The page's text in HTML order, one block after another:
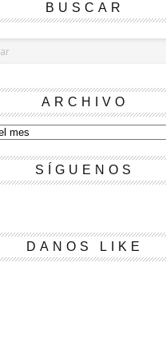
BUSCAR
ARCHIVO
SÍGUENOS
DANOS LIKE